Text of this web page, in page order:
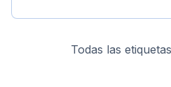
Todas las etiquetas